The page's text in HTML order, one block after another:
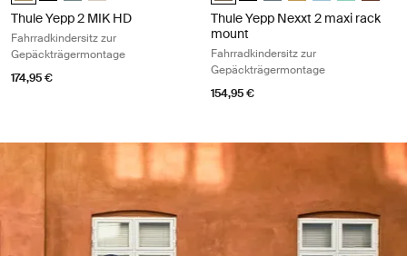
Thule Yepp 2 MIK HD
Fahrradkindersitz zur
Gepäckträgermontage
174,95 €
Thule Yepp Nexxt 2 maxi rack
mount
Fahrradkindersitz zur
Gepäckträgermontage
154,95 €